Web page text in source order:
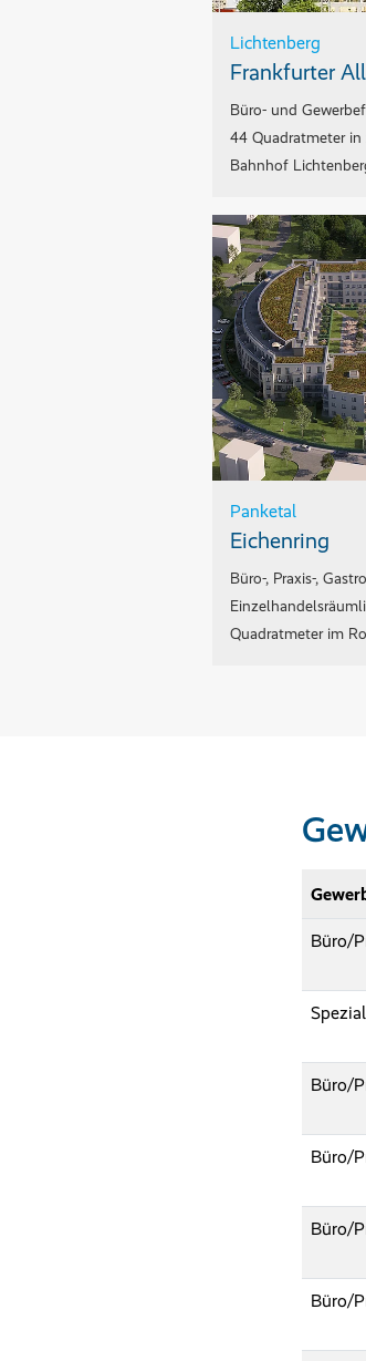
Lichtenberg
Frankfurter
Büro- und
44 Quadratmeter
Bahnhof
Panketal
Eichenring
Büro-, Praxis-,
Quadratmeter im
Büro/
Büro/
Büro/
Büro/
Büro/